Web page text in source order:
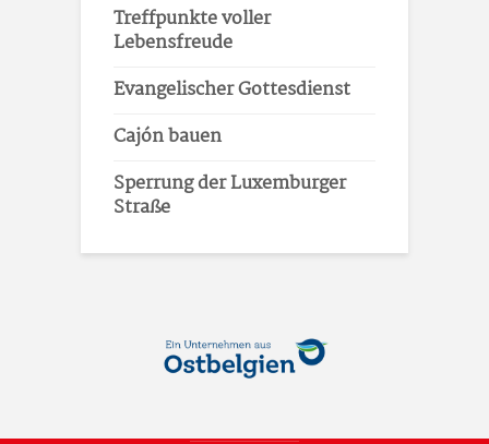
Treffpunkte voller
Lebensfreude
Evangelischer Gottesdienst
Cajón bauen
Sperrung der Luxemburger
Straße